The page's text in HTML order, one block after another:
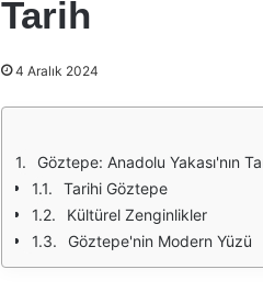
Tarih
4 Aralık 2024
Göztepe: Anadolu Yakası'nın
Tarihi Göztepe
Kültürel Zenginlikler
Göztepe'nin Modern Yüzü